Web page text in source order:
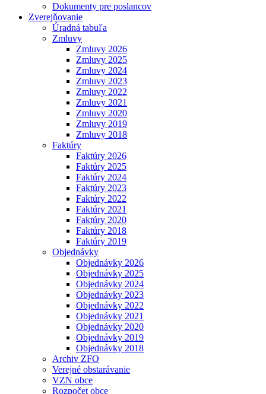
Dokumenty pre poslancov
Zverejňovanie
Úradná tabuľa
Zmluvy
Zmluvy 2026
Zmluvy 2025
Zmluvy 2024
Zmluvy 2023
Zmluvy 2022
Zmluvy 2021
Zmluvy 2020
Zmluvy 2019
Zmluvy 2018
Faktúry
Faktúry 2026
Faktúry 2025
Faktúry 2024
Faktúry 2023
Faktúry 2022
Faktúry 2021
Faktúry 2020
Faktúry 2018
Faktúry 2019
Objednávky
Objednávky 2026
Objednávky 2025
Objednávky 2024
Objednávky 2023
Objednávky 2022
Objednávky 2021
Objednávky 2020
Objednávky 2019
Objednávky 2018
Archiv ZFO
Verejné obstarávanie
VZN obce
Rozpočet obce